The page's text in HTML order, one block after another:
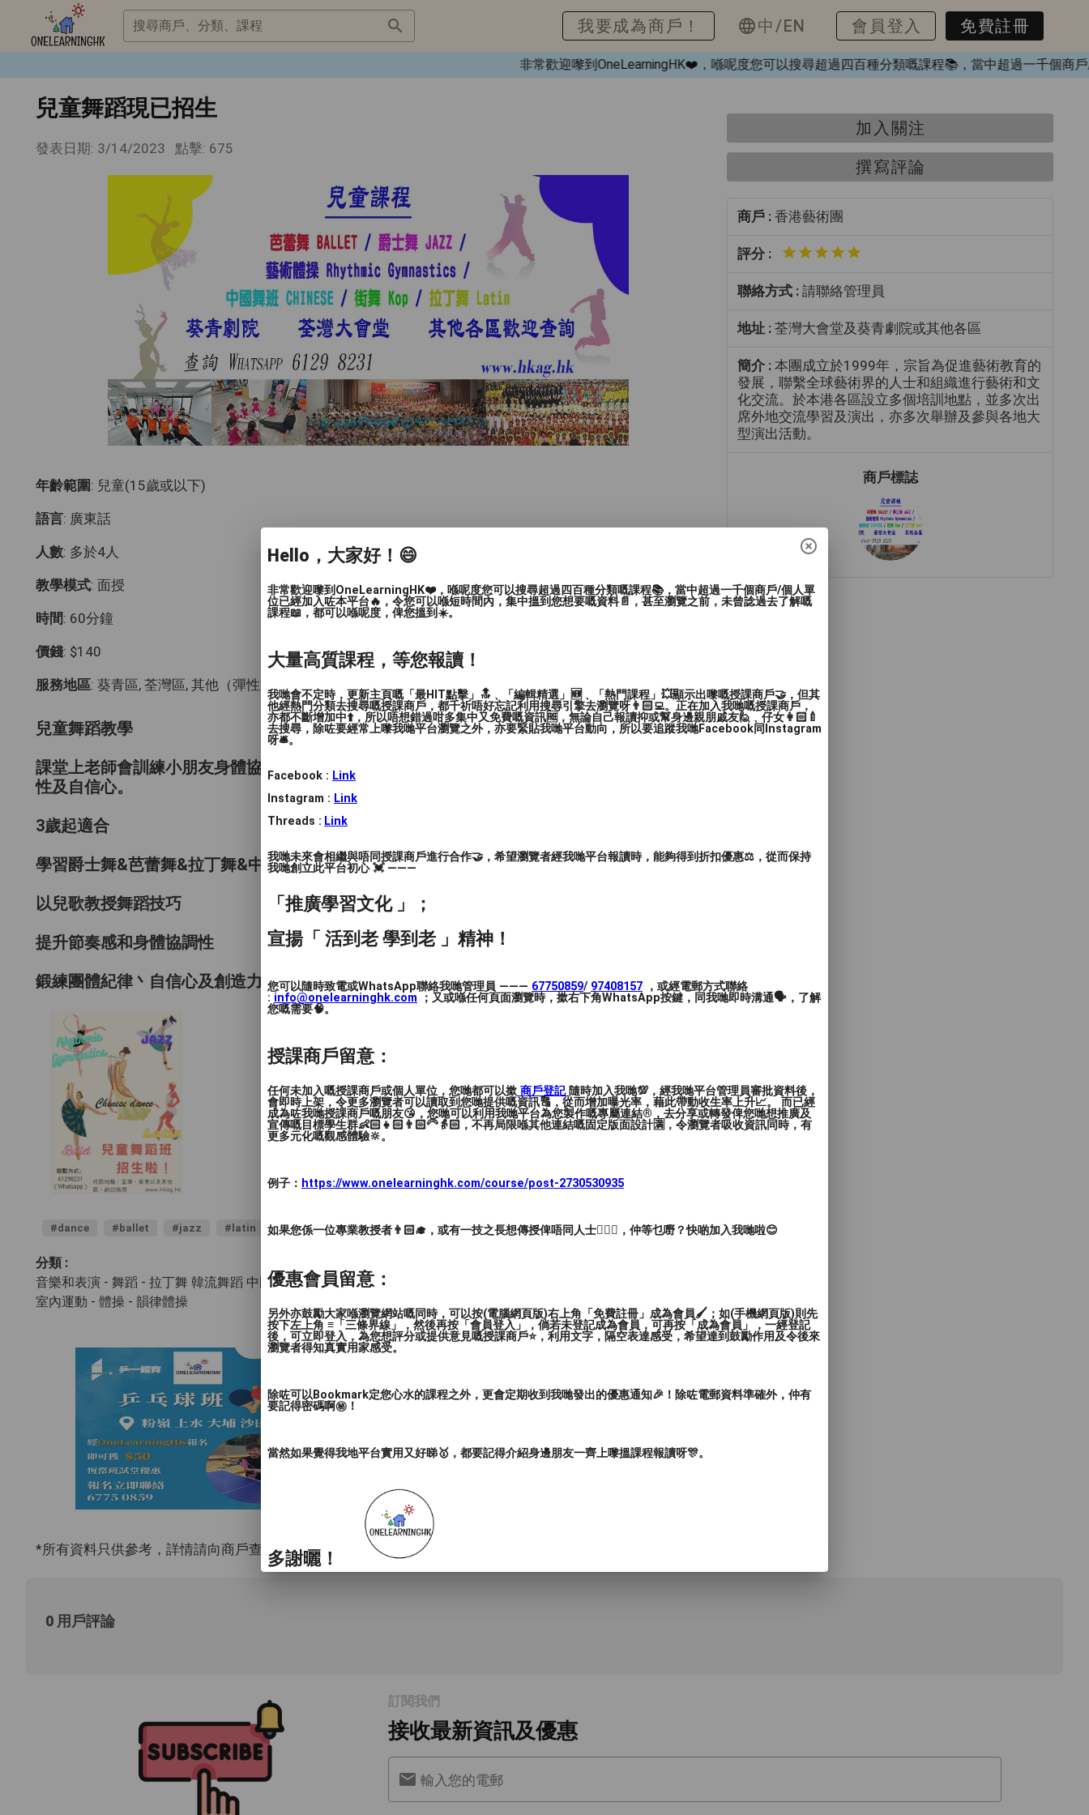
非常歡迎嚟到OneLearningHK❤️，喺呢度您可以搜尋超過四百種分類嘅課程📚，當中超過一千個商戶/
搜尋商戶、分類、課程 我要成為商戶！ 中/EN 會員登入 免費註冊
兒童舞蹈現已招生
發表日期: 3/14/2023 點擊: 675
年齡範圍: 兒童(15歲或以下)
語言: 廣東話
人數: 多於4人
教學模式: 面授
時間: 60分鐘
價錢: $140
服務地區: 葵青區, 荃灣區, 其他（彈性或無固定地點）
兒童舞蹈教學
課堂上老師會訓練小朋友身體協調性、表情表現力、肌肉能力、對音樂的節拍訓練、團隊合作
性及自信心。
3歲起適合
學習爵士舞&芭蕾舞&拉丁舞&中國舞&藝術體操的基本技巧
以兒歌教授舞蹈技巧
提升節奏感和身體協調性
鍛練團體紀律丶自信心及創造力
#dance #ballet #jazz #latin
分類 :
音樂和表演 - 舞蹈 - 拉丁舞 韓流舞蹈 中國舞 芭蕾舞 社交舞 當代舞 爵士舞 現代舞
室內運動 - 體操 - 韻律體操
*所有資料只供參考，詳情請向商戶查詢。
加入關注
撰寫評論
商戶 : 香港藝術團
評分 :
聯絡方式 : 請聯絡管理員
地址 : 荃灣大會堂及葵青劇院或其他各區
簡介 : 本團成立於1999年，宗旨為促進藝術教育的
發展，聯繫全球藝術界的人士和組織進行藝術和文
化交流。於本港各區設立多個培訓地點，並多次出
席外地交流學習及演出，亦多次舉辦及參與各地大
型演出活動。
商戶標誌
0 用戶評論
訂閱我們
接收最新資訊及優惠
輸入您的電郵
Hello，大家好！😄
非常歡迎嚟到OneLearningHK❤️，喺呢度您可以搜尋超過四百種分類嘅課程📚，當中超過一千個商戶/個人單
位已經加入咗本平台🔥，令您可以喺短時間內，集中搵到您想要嘅資料📄，甚至瀏覽之前，未曾諗過去了解嘅
課程📖，都可以喺呢度，俾您搵到☀️。
大量高質課程，等您報讀！
我哋會不定時，更新主頁嘅「最HIT點擊」🔝﹑「編輯精選」🆕﹑「熱門課程」💥顯示出嚟嘅授課商戶🤝，但其
他經熱門分類去搜尋嘅授課商戶，都千祈唔好忘記利用搜尋引擎去瀏覽呀👨🏻‍💻。正在加入我哋嘅授課商戶，
亦都不斷增加中⬆️，所以唔想錯過咁多集中又免費嘅資訊🆓，無論自己報讀抑或幫身邊親朋戚友🙋﹑仔女👩🏻‍🍼
去搜尋，除咗要經常上嚟我哋平台瀏覽之外，亦要緊貼我哋平台動向，所以要追蹤我哋Facebook同Instagram
呀🛎️。
Facebook : Link
Instagram : Link
Threads : Link
我哋未來會相繼與唔同授課商戶進行合作🤝，希望瀏覽者經我哋平台報讀時，能夠得到折扣優惠⚖️，從而保持
我哋創立此平台初心 💓 ———
「推廣學習文化 」；
宣揚「 活到老 學到老 」精神！
您可以隨時致電或WhatsApp聯絡我哋管理員 ——— 67750859/ 97408157 ，或經電郵方式聯絡
: info@onelearninghk.com ；又或喺任何頁面瀏覽時，撳右下角WhatsApp按鍵，同我哋即時溝通🗣️，了解
您嘅需要🧠。
授課商戶留意：
任何未加入嘅授課商戶或個人單位，您哋都可以撳 商戶登記 隨時加入我哋💯，經我哋平台管理員審批資料後，
會即時上架，令更多瀏覽者可以讀取到您哋提供嘅資訊🔠，從而增加曝光率，藉此帶動收生率上升📈。 而已經
成為咗我哋授課商戶嘅朋友😘，您哋可以利用我哋平台為您製作嘅專屬連結®️，去分享或轉發俾您哋想推廣及
宣傳嘅目標學生群👶🏻👧🏻👨🏻‍🦳👵🏻，不再局限喺其他連結嘅固定版面設計🈵，令瀏覽者吸收資訊同時，有
更多元化嘅觀感體驗🔆。
例子： https://www.onelearninghk.com/course/post-2730530935
如果您係一位專業教授者👨🏻‍🎓，或有一技之長想傳授俾唔同人士🙋🏻‍♂️，仲等乜嘢？快啲加入我哋啦😊
優惠會員留意：
另外亦鼓勵大家喺瀏覽網站嘅同時，可以按(電腦網頁版)右上角「免費註冊」成為會員🖌️；如(手機網頁版)則先
按下左上角 ≡「三條界線」，然後再按「會員登入」，倘若未登記成為會員，可再按「成為會員」，一經登記
後，可立即登入，為您想評分或提供意見嘅授課商戶⭐️，利用文字，隔空表達感受，希望達到鼓勵作用及令後來
瀏覽者得知真實用家感受。
除咗可以Bookmark定您心水的課程之外，更會定期收到我哋發出的優惠通知🎉！除咗電郵資料準確外，仲有
要記得密碼啊㊙️！
當然如果覺得我地平台實用又好睇🥇，都要記得介紹身邊朋友一齊上嚟搵課程報讀呀🎊。
多謝曬！